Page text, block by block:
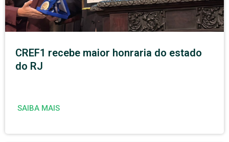
CREF1 recebe maior honraria do estado
do RJ
SAIBA MAIS